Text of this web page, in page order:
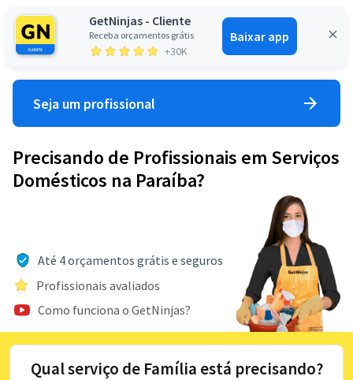
GetNinjas - Cliente
Receba orçamentos grátis
+30K
Baixar app
Entrar
Seja um profissional
Precisando de Profissionais em Serviços
Domésticos na Paraíba?
Até 4 orçamentos grátis e seguros
Profissionais avaliados
Como funciona o GetNinjas?
Qual serviço de Família está precisando?